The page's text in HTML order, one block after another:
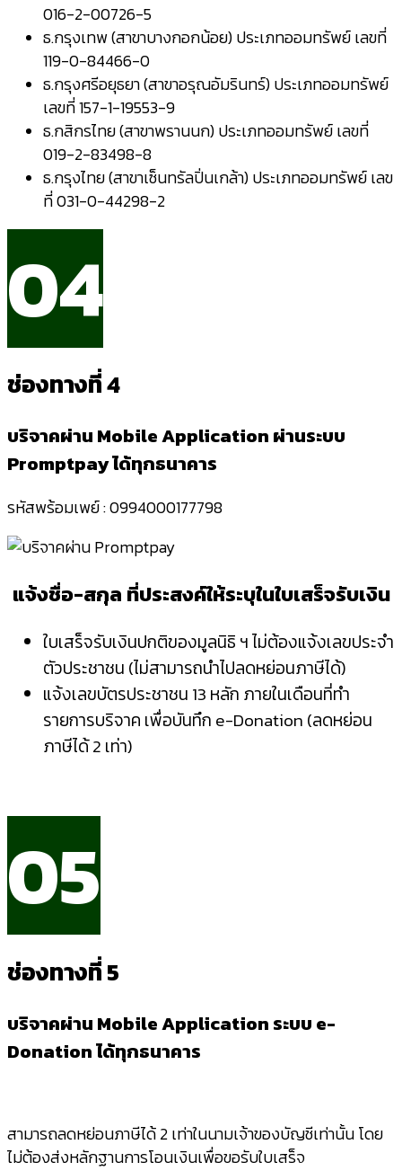
016-2-00726-5
ธ.กรุงเทพ (สาขาบางกอกน้อย) ประเภทออมทรัพย์ เลขที่
119-0-84466-0
ธ.กรุงศรีอยุธยา (สาขาอรุณอัมรินทร์) ประเภทออมทรัพย์
เลขที่ 157-1-19553-9
ธ.กสิกรไทย (สาขาพรานนก) ประเภทออมทรัพย์ เลขที่
019-2-83498-8
ธ.กรุงไทย (สาขาเซ็นทรัลปิ่นเกล้า) ประเภทออมทรัพย์ เลข
ที่ 031-0-44298-2
04
ช่องทางที่ 4
บริจาคผ่านMobile Applicationผ่านระบบ
Promptpayได้ทุกธนาคาร
รหัสพร้อมเพย์ : 0994000177798
แจ้งชื่อ-สกุล ที่ประสงค์ให้ระบุในใบเสร็จรับเงิน
ใบเสร็จรับเงินปกติของมูลนิธิ ฯ ไม่ต้องแจ้งเลขประจำ
ตัวประชาชน (ไม่สามารถนำไปลดหย่อนภาษีได้)
แจ้งเลขบัตรประชาชน 13 หลัก ภายในเดือนที่ทำ
รายการบริจาค เพื่อบันทึก e-Donation (ลดหย่อน
ภาษีได้ 2 เท่า)
05
ช่องทางที่ 5
บริจาคผ่านMobile Applicationระบบe-
Donationได้ทุกธนาคาร
สามารถลดหย่อนภาษีได้ 2 เท่าในนามเจ้าของบัญชีเท่านั้น โดย
ไม่ต้องส่งหลักฐานการโอนเงินเพื่อขอรับใบเสร็จ